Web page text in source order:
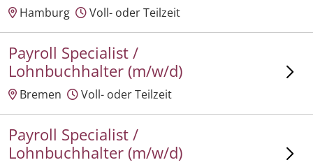
Hamburg Voll- oder Teilzeit
Payroll Specialist /
Lohnbuchhalter (m/w/d)
Bremen Voll- oder Teilzeit
Payroll Specialist /
Lohnbuchhalter (m/w/d)